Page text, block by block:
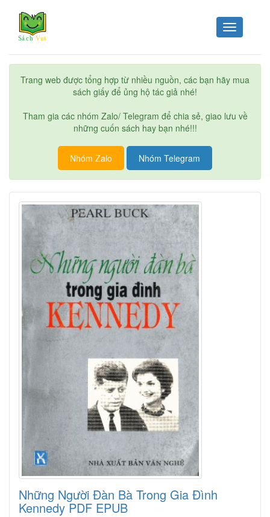
Toggle
navigation
Trang web được tổng hợp từ nhiều nguồn, các bạn hãy mua
sách giấy để ủng hộ tác giả nhé!
Tham gia các nhóm Zalo/ Telegram để chia sẻ, giao lưu về
những cuốn sách hay bạn nhé!!!
Nhóm Zalo Nhóm Telegram
Những Người Đàn Bà Trong Gia Đình
Kennedy PDF EPUB